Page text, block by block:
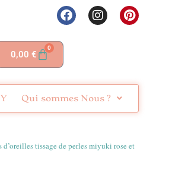
0,00 €
0
Qui sommes Nous ?
tissage de perles miyuki rose et